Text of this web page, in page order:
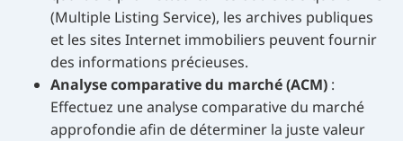
(Multiple Listing Service), les archives publiques
et les sites Internet immobiliers peuvent fournir
des informations précieuses.
Analyse comparative du marché (ACM) :
Effectuez une analyse comparative du marché
approfondie afin de déterminer la juste valeur